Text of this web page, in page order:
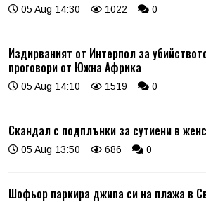
05 Aug 14:30 1022 0
Издирваният от Интерпол за
проговори от Южна Африка
05 Aug 14:10 1519 0
Скандал с подплънки за сутиени в
05 Aug 13:50 686 0
Шофьор паркира джипа си на плажа в